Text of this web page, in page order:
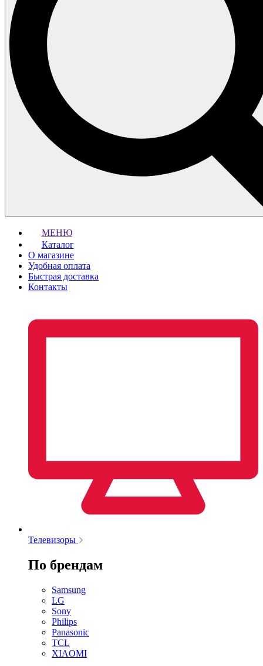
МЕНЮ
Каталог
О магазине
Удобная оплата
Быстрая доставка
Контакты
Телевизоры
По брендам
Samsung
LG
Sony
Philips
Panasonic
TCL
XIAOMI